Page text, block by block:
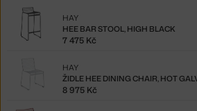
HEE BAR STOOL, HIGH BLACK
HAY
7 475 Kč
ŽIDLE HEE DINING CHAIR, HOT
HAY
8 975 Kč